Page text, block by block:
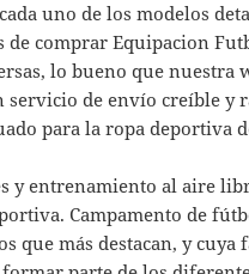
uno de los modelos
de comprar Equipacion
lo bueno que nuestra
servicio de envío creíble y
para la ropa deportiva
y entrenamiento al aire
Campamento de
que más destacan, y cuya